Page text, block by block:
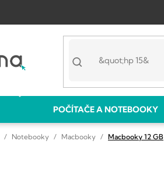
POČÍTAČE A NOTEBOOKY
Notebooky Macbooky Macbooky 12 GB